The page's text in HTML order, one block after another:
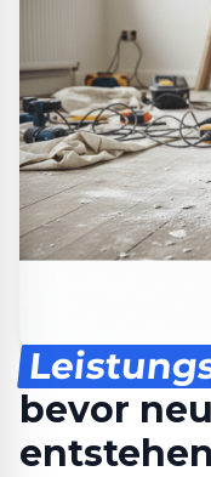
bevor
entstehen